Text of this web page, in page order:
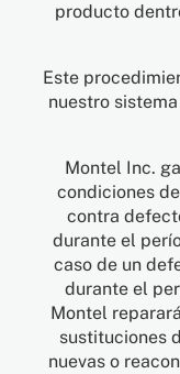
producto
Este
nuestro
Montel Inc.
condiciones
contra
durante el
caso de un
durante el
Montel
sustituciones
nuevas o